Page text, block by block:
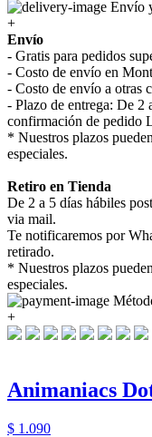
Envío
+
Envío
- Gratis para pedidos
- Costo de envío en
- Costo de envío a otras
- Plazo de entrega: De 2
confirmación de pedido
* Nuestros plazos
especiales.
Retiro en Tienda
De 2 a 5 días hábiles
via mail.
Te notificaremos por
retirado.
* Nuestros plazos
especiales.
+
Animaniacs
$ 1.090